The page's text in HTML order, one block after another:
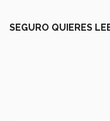
SEGURO QUIERES